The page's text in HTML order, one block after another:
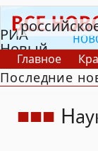
РИА
Новый
День
Главное
В России
В
Последние
Н